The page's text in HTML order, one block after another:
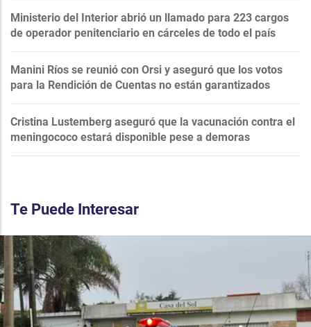
Ministerio del Interior abrió un llamado para 223 cargos
de operador penitenciario en cárceles de todo el país
Manini Ríos se reunió con Orsi y aseguró que los votos
para la Rendición de Cuentas no están garantizados
Cristina Lustemberg aseguró que la vacunación contra el
meningococo estará disponible pese a demoras
Te Puede Interesar